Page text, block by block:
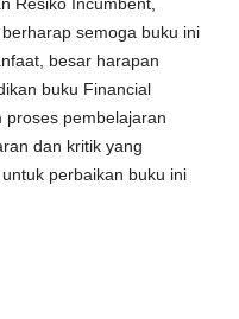
semoga buku ini
besar harapan
buku Financial
proses pembelajaran
dan kritik yang
perbaikan buku ini